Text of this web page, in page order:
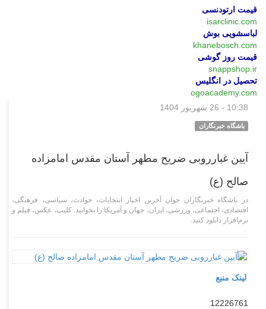
قیمت ارتودنسی
isarclinic.com
لباسشویی بوش
khanebosch.com
قیمت روز گوشی
snappshop.ir
تحصیل در انگلیس
ogoacademy.com
10:38 - 26 شهریور 1404
باشگاه خبرنگاران
آیین غبارروبی ضریح مطهر آستان مقدس امامزاده
صالح (ع)
در باشگاه خبرنگاران جوان آخرین اخبار انتخابات، حوادث، سیاسی، فرهنگی،
اقتصادی، اجتماعی، ورزشی، ایران، جهان و آمریکا را بخوانید. کلیپ، عکس، فیلم و
نرم‌افزار دانلود کنید.
لینک منبع
12226761